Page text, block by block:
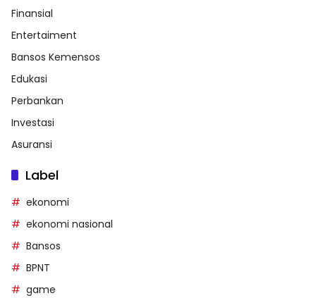
Finansial
Entertaiment
Bansos Kemensos
Edukasi
Perbankan
Investasi
Asuransi
Label
ekonomi
ekonomi nasional
Bansos
BPNT
game